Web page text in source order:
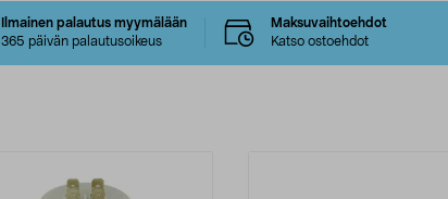
Ilmainen palautus myymälään
365 päivän palautusoikeus
Maksuvaihtoehdot
Katso ostoehdot